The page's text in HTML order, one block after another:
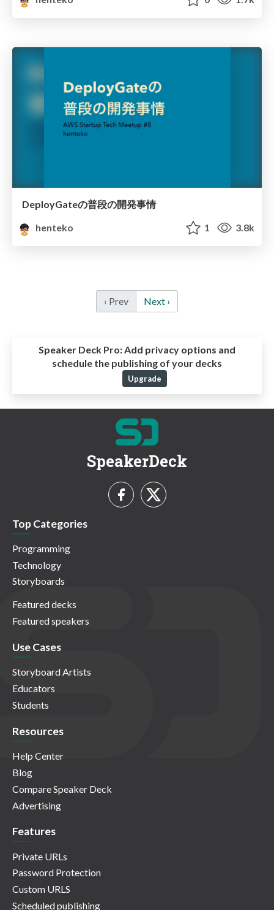
DeployGateの普段の開発事情
henteko
1 3.8k
‹ Prev Next ›
Speaker Deck Pro:Add privacy options and
schedule the publishing of your decks
Upgrade
SpeakerDeck
Top Categories
Programming
Technology
Storyboards
Featured decks
Featured speakers
Use Cases
Storyboard Artists
Educators
Students
Resources
Help Center
Blog
Compare Speaker Deck
Advertising
Features
Private URLs
Password Protection
Custom URLS
Scheduled publishing